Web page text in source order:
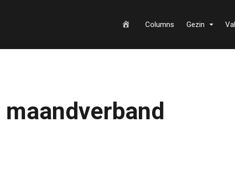
m
Columns Gezin